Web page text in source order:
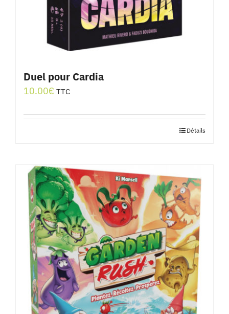
Duel pour Cardia
10.00€ TTC
Détails